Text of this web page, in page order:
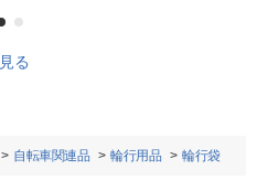
る
自転車関連品 輪行用品 輪行袋